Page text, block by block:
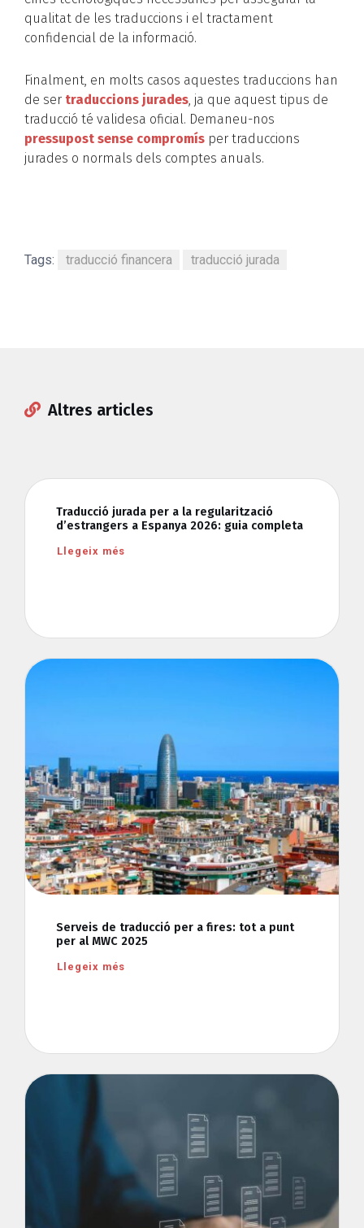
qualitat de les traduccions i el tractament
confidencial de la informació.
Finalment, en molts casos aquestes traduccions han
de ser traduccions jurades, ja que aquest tipus de
traducció té validesa oficial. Demaneu-nos
pressupost sense compromís per traduccions
jurades o normals dels comptes anuals.
Tags: traducció financera traducció jurada
Altres articles
Traducció jurada per a la regularització
d’estrangers a Espanya 2026: guia completa
Llegeix més
Serveis de traducció per a fires: tot a punt
per al MWC 2025
Llegeix més